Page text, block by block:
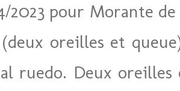
2023 pour Morante de
(deux oreilles et
ruedo. Deux oreilles